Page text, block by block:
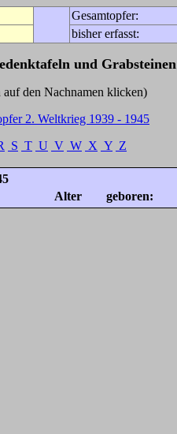
Gesamtopfer:
bisher erfasst:
und Grabsteinen
Nachnamen klicken)
2. Weltkrieg 1939 - 1945
S T U V W X Y Z
Alter geboren: